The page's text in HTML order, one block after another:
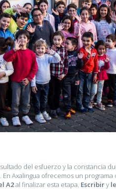
del esfuerzo y la constancia
Axalingua ofrecemos un programa
A2al finalizar esta etapa. Escribiry